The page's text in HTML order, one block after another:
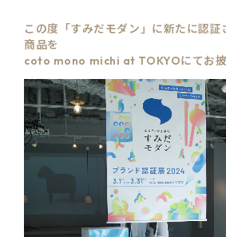
この度「すみだモダン」に新たに認証
商品を
coto mono michi at TOKYOにてお披